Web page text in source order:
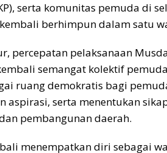
serta komunitas pemuda di
berhimpun dalam satu
percepatan pelaksanaan
semangat kolektif
ruang demokratis bagi
aspirasi, serta menentukan
pembangunan daerah.
menempatkan diri sebagai